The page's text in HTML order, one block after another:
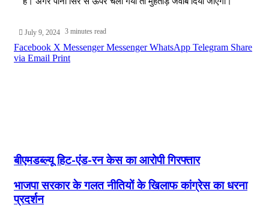
July 9, 2024 3 minutes read
Facebook X Messenger Messenger WhatsApp Telegram Share
via Email Print
बीएमडब्ल्यू हिट-एंड-रन केस का आरोपी गिरफ्तार
भाजपा सरकार के गलत नीतियों के खिलाफ कांग्रेस का धरना
प्रदर्शन